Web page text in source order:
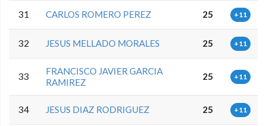
31 CARLOS ROMERO PEREZ 25 +11
32 JESUS MELLADO MORALES 25 +11
33
FRANCISCO JAVIER GARCIA
RAMIREZ
25 +11
34 JESUS DIAZ RODRIGUEZ 25 +11